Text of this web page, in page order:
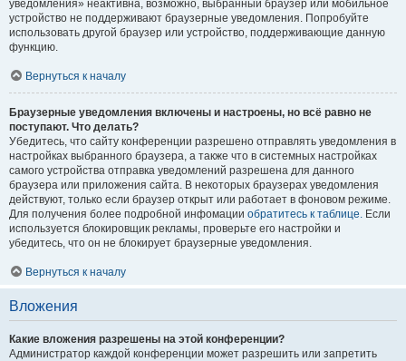
уведомления» неактивна, возможно, выбранный браузер или мобильное
устройство не поддерживают браузерные уведомления. Попробуйте
использовать другой браузер или устройство, поддерживающие данную
функцию.
Вернуться к началу
Браузерные уведомления включены и настроены, но всё равно не
поступают. Что делать?
Убедитесь, что сайту конференции разрешено отправлять уведомления в
настройках выбранного браузера, а также что в системных настройках
самого устройства отправка уведомлений разрешена для данного
браузера или приложения сайта. В некоторых браузерах уведомления
действуют, только если браузер открыт или работает в фоновом режиме.
Для получения более подробной инфомации обратитесь к таблице. Если
используется блокировщик рекламы, проверьте его настройки и
убедитесь, что он не блокирует браузерные уведомления.
Вернуться к началу
Вложения
Какие вложения разрешены на этой конференции?
Администратор каждой конференции может разрешить или запретить